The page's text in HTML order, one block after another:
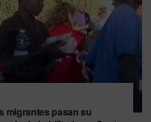
migrantes pasan su